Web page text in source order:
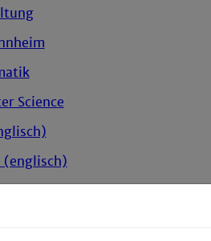
Science
(englisch)